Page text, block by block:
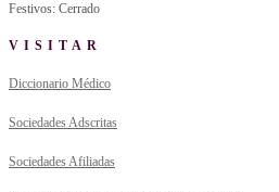
Festivos: Cerrado
VISITAR
Diccionario Médico
Sociedades Adscritas
Sociedades Afiliadas